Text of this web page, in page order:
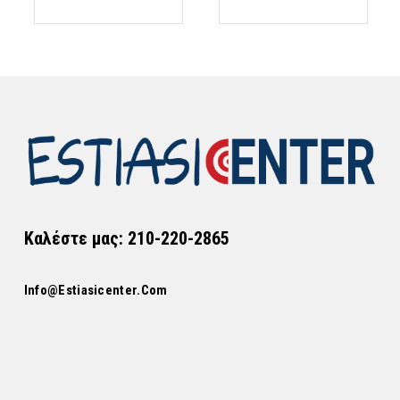
Καλέστε μας: 210-220-2865
Info@estiasicenter.com